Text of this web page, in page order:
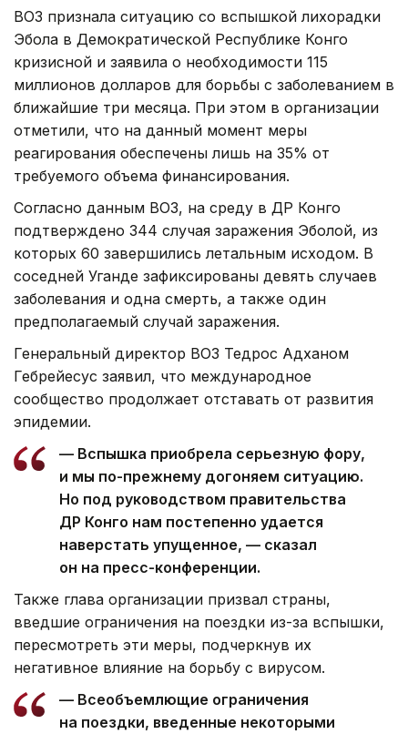
ВОЗ признала ситуацию со вспышкой лихорадки
Эбола в Демократической Республике Конго
кризисной и заявила о необходимости 115
миллионов долларов для борьбы с заболеванием в
ближайшие три месяца. При этом в организации
отметили, что на данный момент меры
реагирования обеспечены лишь на 35% от
требуемого объема финансирования.
Согласно данным ВОЗ, на среду в ДР Конго
подтверждено 344 случая заражения Эболой, из
которых 60 завершились летальным исходом. В
соседней Уганде зафиксированы девять случаев
заболевания и одна смерть, а также один
предполагаемый случай заражения.
Генеральный директор ВОЗ Тедрос Адханом
Гебрейесус заявил, что международное
сообщество продолжает отставать от развития
эпидемии.
— Вспышка приобрела серьезную фору,
и мы по-прежнему догоняем ситуацию.
Но под руководством правительства
ДР Конго нам постепенно удается
наверстать упущенное, — сказал
он на пресс-конференции.
Также глава организации призвал страны,
введшие ограничения на поездки из-за вспышки,
пересмотреть эти меры, подчеркнув их
негативное влияние на борьбу с вирусом.
— Всеобъемлющие ограничения
на поездки, введенные некоторыми